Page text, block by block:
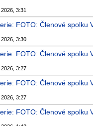
3:31
FOTO: Členové spolku
2026, 3:30
FOTO: Členové spolku
2026, 3:27
FOTO: Členové spolku
2026, 3:27
FOTO: Členové spolku